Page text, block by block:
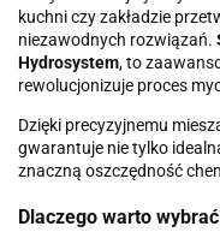
kuchni czy zakładzie
niezawodnych rozwiązań.
Hydrosystem, to
rewolucjonizuje proces
Dzięki precyzyjnemu
gwarantuje nie tylko
znaczną oszczędność
Dlaczego warto